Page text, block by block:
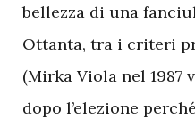
bellezza di una
Ottanta, tra i criteri
(Mirka Viola nel 1987
dopo l’elezione